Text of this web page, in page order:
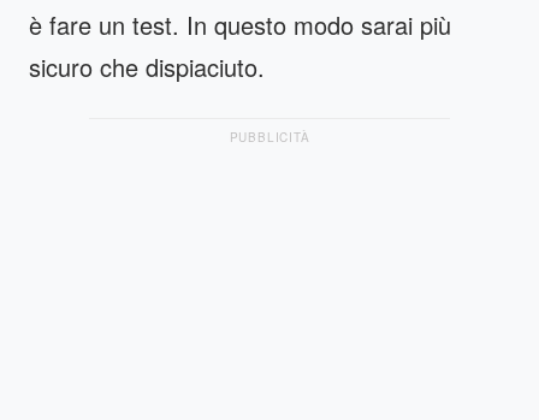
è fare un test. In questo modo sarai più
sicuro che dispiaciuto.
PUBBLICITÀ